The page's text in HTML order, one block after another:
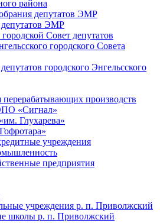
района
депутатов ЭМР
ЭМР
Совет депутатов
городского Совета
городского Энгельсского
перерабатывающих производств
«Сигнал»
Глухарева»
учреждения
предприятия
учреждения р. п. Приволжский
школы р. п. Приволжский